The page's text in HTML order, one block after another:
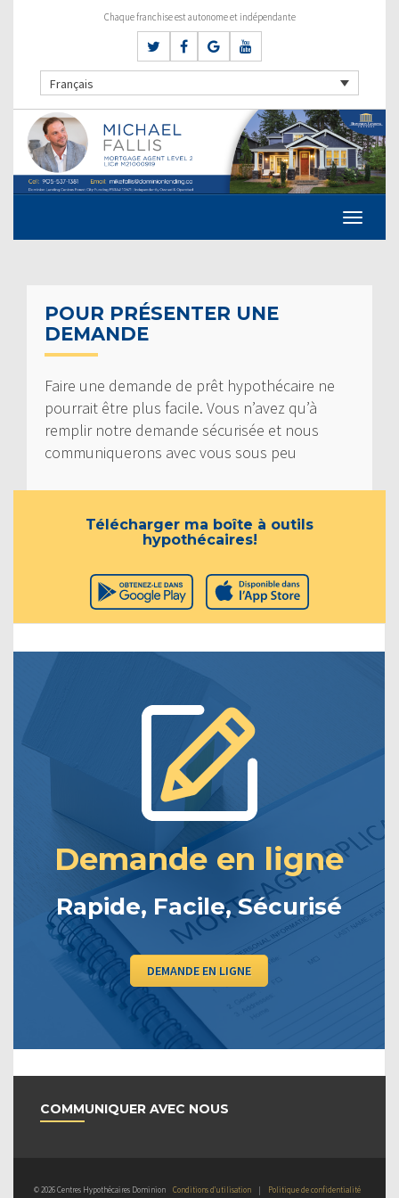
Chaque franchise est autonome et indépendante
Français
POUR PRÉSENTER UNE
DEMANDE
Faire une demande de prêt hypothécaire ne
pourrait être plus facile. Vous n’avez qu’à
remplir notre demande sécurisée et nous
communiquerons avec vous sous peu
Télécharger ma boîte à outils
hypothécaires!
Demande en ligne
Rapide, Facile, Sécurisé
DEMANDE EN LIGNE
COMMUNIQUER AVEC NOUS
© 2026 Centres Hypothécaires Dominion Conditions d’utilisation Politique de confidentialité